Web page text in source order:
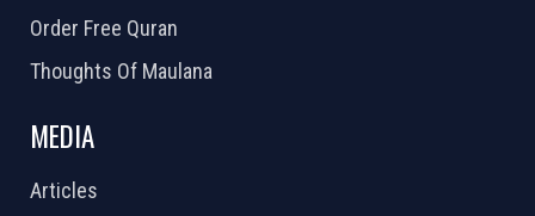
Order Free Quran
Thoughts Of Maulana
MEDIA
Articles